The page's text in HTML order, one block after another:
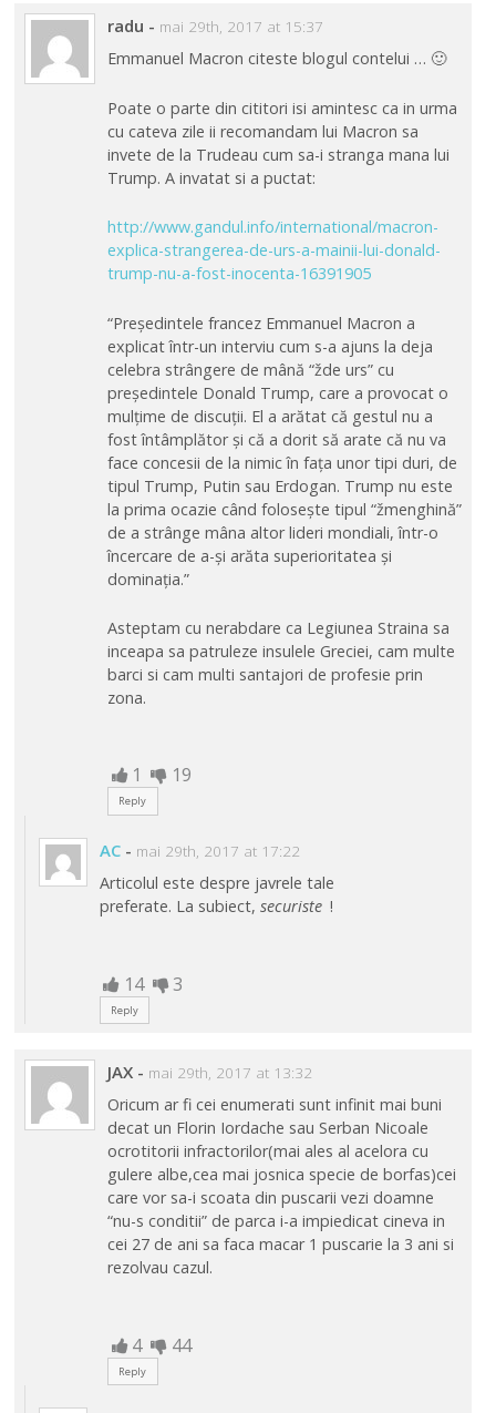
radu - mai 29th, 2017 at 15:37
Emmanuel Macron citeste blogul contelui … 🙂
Poate o parte din cititori isi amintesc ca in urma
cu cateva zile ii recomandam lui Macron sa
invete de la Trudeau cum sa-i stranga mana lui
Trump. A invatat si a puctat:
http://www.gandul.info/international/macron-
explica-strangerea-de-urs-a-mainii-lui-donald-
trump-nu-a-fost-inocenta-16391905
“Președintele francez Emmanuel Macron a
explicat într-un interviu cum s-a ajuns la deja
celebra strângere de mână “žde urs” cu
președintele Donald Trump, care a provocat o
mulțime de discuții. El a arătat că gestul nu a
fost întâmplător și că a dorit să arate că nu va
face concesii de la nimic în fața unor tipi duri, de
tipul Trump, Putin sau Erdogan. Trump nu este
la prima ocazie când folosește tipul “žmenghină”
de a strânge mâna altor lideri mondiali, într-o
încercare de a-și arăta superioritatea și
dominația.”
Asteptam cu nerabdare ca Legiunea Straina sa
inceapa sa patruleze insulele Greciei, cam multe
barci si cam multi santajori de profesie prin
zona.
1 19
Reply
AC - mai 29th, 2017 at 17:22
Articolul este despre javrele tale
preferate. La subiect, securiste !
14 3
Reply
JAX - mai 29th, 2017 at 13:32
Oricum ar fi cei enumerati sunt infinit mai buni
decat un Florin Iordache sau Serban Nicoale
ocrotitorii infractorilor(mai ales al acelora cu
gulere albe,cea mai josnica specie de borfas)cei
care vor sa-i scoata din puscarii vezi doamne
“nu-s conditii” de parca i-a impiedicat cineva in
cei 27 de ani sa faca macar 1 puscarie la 3 ani si
rezolvau cazul.
4 44
Reply